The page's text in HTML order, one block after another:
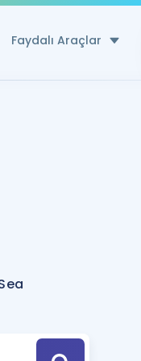
Faydalı Araçlar
Hesaplama Aracı
için Öneriler
Tek Takvimde
Hoca ile seni sınava